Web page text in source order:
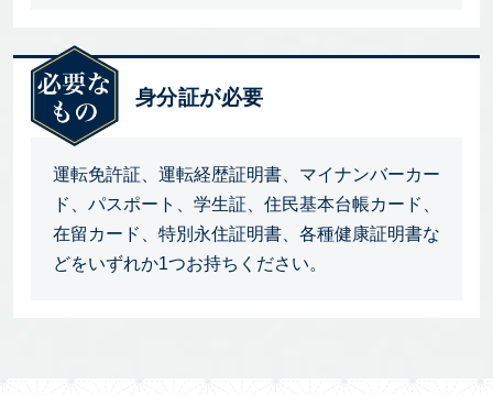
身分証が必要
運転免許証、運転経歴証明書、マイナンバーカー
ド、パスポート、学生証、住民基本台帳カード、
在留カード、特別永住証明書、各種健康証明書な
どをいずれか1つお持ちください。